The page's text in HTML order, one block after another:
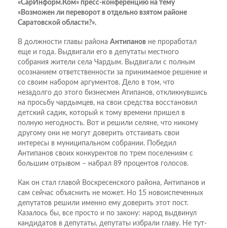
«СарИнформ.Ком» пресс-конференцию на тему
«Возможен ли переворот в отдельно взятом районе
Саратовской области?».
В должности главы района Антипанов не проработал
еще и года. Выдвигали его в депутаты местного
собрания жители села Чардым. Выдвигали с полным
осознанием ответственности за принимаемое решение и
со своим набором аргументов. Дело в том, что
незадолго до этого бизнесмен Атипанов, откликнувшись
на просьбу чардымцев, на свои средства восстановил
детский садик, который к тому времени пришел в
полную негодность. Вот и решили селяне, что никому
другому они не могут доверить отстаивать свои
интересы в муниципальном собрании. Победил
Антипанов своих конкурентов по трем поселениям с
большим отрывом – набрал 89 процентов голосов.
Как он стал главой Воскресенского района, Антипанов и
сам сейчас объяснить не может. Но 15 новоиспеченных
депутатов решили именно ему доверить этот пост.
Казалось бы, все просто и по закону: народ выдвинул
кандидатов в депутаты, депутаты избрали главу. Не тут-